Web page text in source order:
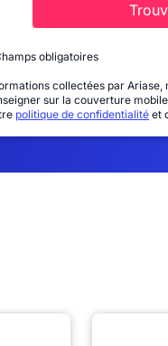
obligatoires
collectées par Ariase,
sur la couverture
politique de confidentialité et